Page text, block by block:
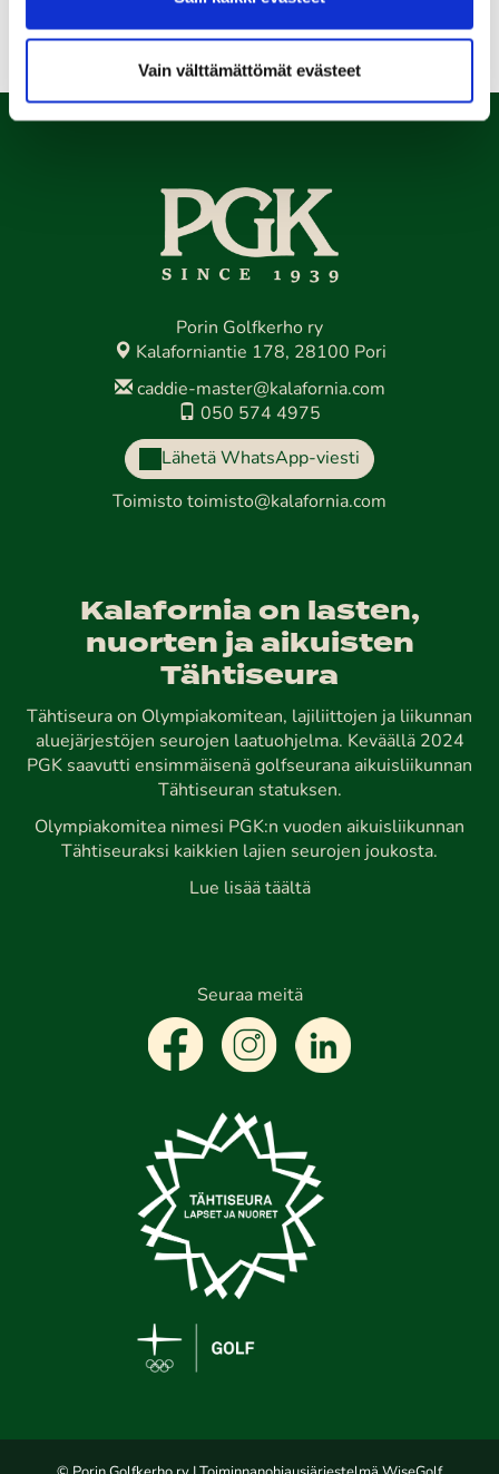
Vain välttämättömät evästeet
Porin Golfkerho ry
Kalaforniantie 178, 28100 Pori
caddie-master@kalafornia.com
050 574 4975
Lähetä WhatsApp-viesti
Toimisto toimisto@kalafornia.com
Kalafornia on lasten,
nuorten ja aikuisten
Tähtiseura
Tähtiseura on Olympiakomitean, lajiliittojen ja liikunnan
aluejärjestöjen seurojen laatuohjelma. Keväällä 2024
PGK saavutti ensimmäisenä golfseurana aikuisliikunnan
Tähtiseuran statuksen.
Olympiakomitea nimesi PGK:n vuoden aikuisliikunnan
Tähtiseuraksi kaikkien lajien seurojen joukosta.
Lue lisää täältä
Seuraa meitä